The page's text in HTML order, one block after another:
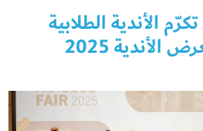
الأندية الطلابية
2025